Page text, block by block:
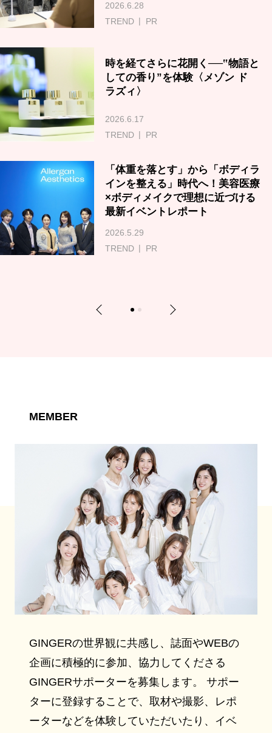
2026.6.28
TREND
PR
時を経てさらに花開く──‟物語と
しての香り”を体験〈メゾン ド
ラズィ〉
2026.6.17
TREND
PR
「体重を落とす」から「ボディラ
インを整える」時代へ！美容医療
×ボディメイクで理想に近づける
最新イベントレポート
2026.5.29
TREND
PR
Previous 1 2 Next
MEMBER
GINGERの世界観に共感し、誌面やWEBの
企画に積極的に参加、協力してくださる
GINGERサポーターを募集します。 サポー
ターに登録することで、取材や撮影、レポ
ーターなどを体験していただいたり、イベ